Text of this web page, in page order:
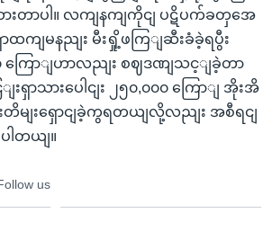
ားတာပါ။ လကျနကျကိုငျ ပဋိပက်ခတှအေ
ာထကျမနညျး မီးရှို့ဖကြျဆီးခံခဲ့ရပွီး
၀၀ ကြောျဟာလညျး စဈဒဏျသင့ျခဲ့တာ
းရှာသားပေါငျး ၂၅၀,၀၀၀ ကြောျ အိုးအိ
တိမျးရှောငျခဲ့ကွရတယျလို့လညျး အစီရငျ
ါတယျ။
us